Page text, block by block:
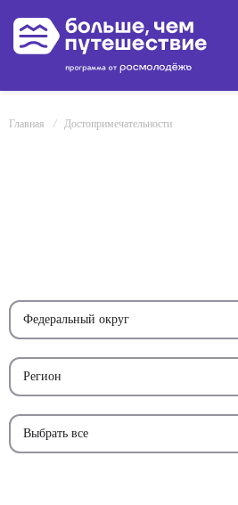
Главная Достопримечательности